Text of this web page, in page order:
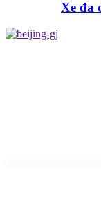
Xe đa